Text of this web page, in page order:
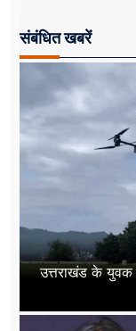
संबंधित खबरें
उत्तराखंड के युवक